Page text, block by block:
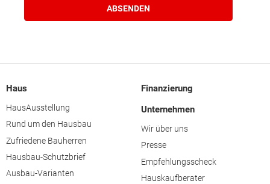
Braunau am Inn
Freistadt
Gmunden
Haus
HausAusstellung
Rund um den Hausbau
Zufriedene Bauherren
Hausbau-Schutzbrief
Ausbau-Varianten
Finanzierung
Unternehmen
Wir über uns
Presse
Empfehlungsscheck
Hauskaufberater